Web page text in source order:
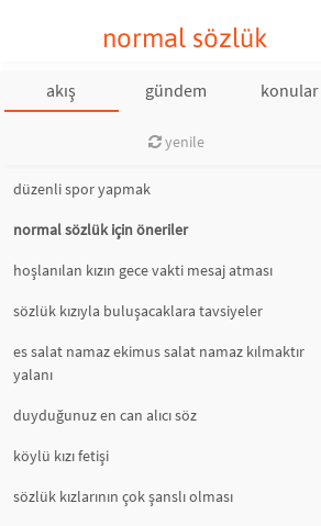
normal sözlük
akış gündem konular
yenile
düzenli spor yapmak
normal sözlük için öneriler
hoşlanılan kızın gece vakti mesaj atması
sözlük kızıyla buluşacaklara tavsiyeler
es salat namaz ekimus salat namaz kılmaktır
yalanı
duyduğunuz en can alıcı söz
köylü kızı fetişi
sözlük kızlarının çok şanslı olması